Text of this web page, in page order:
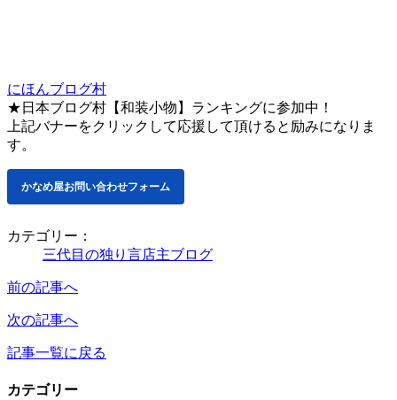
にほんブログ村
★日本ブログ村【和装小物】ランキングに参加中！
上記バナーをクリックして応援して頂けると励みになりま
す。
かなめ屋お問い合わせフォーム
カテゴリー：
三代目の独り言店主ブログ
前の記事へ
次の記事へ
記事一覧に戻る
カテゴリー